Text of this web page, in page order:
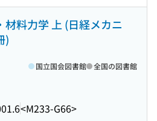
材料力学 上 (日経メカニ
)
<M233-G66>
国立国会図書館 全国の図書館